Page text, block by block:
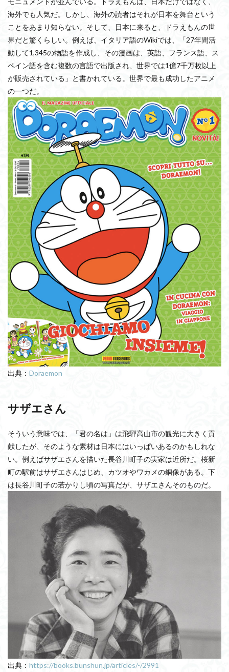
海外でも人気だ。しかし、海外の読者はそれが日本を舞台という
ことをあまり知らない。そして、日本に来ると、ドラえもんの世
界だと驚くらしい。例えば、イタリア語のWikiでは、「27年間活
動して1,345の物語を作成し、その漫画は、英語、フランス語、ス
ペイン語を含む複数の言語で出版され、世界では1億7千万枚以上
が販売されている」と書かれている。世界で最も成功したアニメ
の一つだ。
出典： Doraemon
サザエさん
そういう意味では、「君の名は」は飛騨高山市の観光に大きく貢
献したが、そのような素材は日本にはいっぱいあるのかもしれな
い。例えばサザエさんを描いた長谷川町子の実家は近所だ。桜新
町の駅前はサザエさんはじめ、カツオやワカメの銅像がある。下
は長谷川町子の若かりし頃の写真だが、サザエさんそのものだ。
出典： https://books.bunshun.jp/articles/-/2991